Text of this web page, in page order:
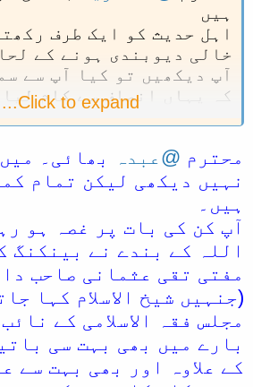
ہیں
اہل حدیث کو ایک طرف
خالی دیوبندی ہونے کے
آپ دیکھیں تو کیا آپ سے
کہ یہاں انصاف سے کام لیا
میں یہ نہیں کہتا کہ ہم
کبھی اس طرح کی بے انصافی
ہوتی مگر میں اتنا تو
ہوں کہ کم ازکم میں اس
ہو جانے پہ ولم یصروا علی
وھم یعلمون کا خیال تو
گا
بھلا ایک عالم بغیر ٹھوس
کسی دوسرے مسلمان کو
دین کہ سکتا ہے
آپ تو کراچی میں ہوتے ہیں
پوچھ کے جواب دینا ہے (یہ
Click to expand...
محترم @عبدہ
بھائی۔
نہیں دیکھی لیکن تمام
ہیں۔
آپ کن کی بات پر غصہ ہو
اللہ کے بندے نے بینکنگ
مفتی تقی عثمانی صاحب
(جنہیں شیخ الاسلام کہا
مجلس فقہ الاسلامی کے
بارے میں بھی بہت سی
کے علاوہ اور بھی بہت سے